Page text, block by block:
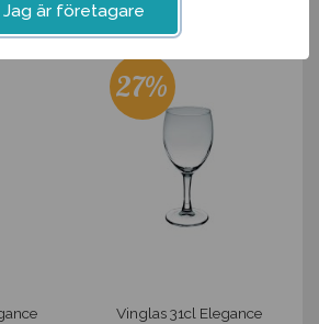
Vinglas 31cl Elegance
27%
Jag är företagare